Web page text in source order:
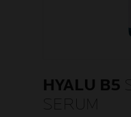
HYALU B5
SERUM